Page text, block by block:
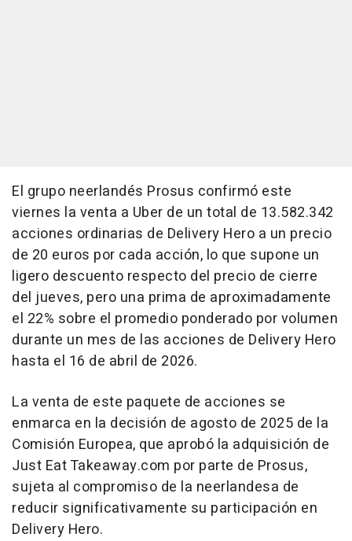
El grupo neerlandés Prosus confirmó este
viernes la venta a Uber de un total de 13.582.342
acciones ordinarias de Delivery Hero a un precio
de 20 euros por cada acción, lo que supone un
ligero descuento respecto del precio de cierre
del jueves, pero una prima de aproximadamente
el 22% sobre el promedio ponderado por volumen
durante un mes de las acciones de Delivery Hero
hasta el 16 de abril de 2026.
La venta de este paquete de acciones se
enmarca en la decisión de agosto de 2025 de la
Comisión Europea, que aprobó la adquisición de
Just Eat Takeaway.com por parte de Prosus,
sujeta al compromiso de la neerlandesa de
reducir significativamente su participación en
Delivery Hero.